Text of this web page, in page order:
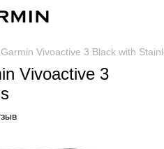
Vivoactive 3 Black with
Vivoactive 3